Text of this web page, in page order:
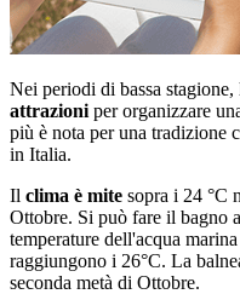
Nei periodi di bassa stagione,
attrazioni per organizzare
più è nota per una tradizione
in Italia.
Il clima è mite sopra i 24 °C
Ottobre. Si può fare il bagno
temperature dell'acqua
raggiungono i 26°C. La
seconda metà di Ottobre.